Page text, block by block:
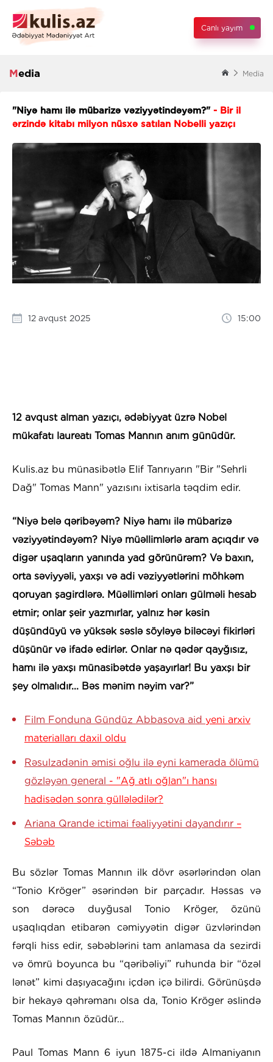
Canlı yayım
Media Media
"Niyə hamı ilə mübarizə vəziyyətindəyəm?" - Bir il
ərzində kitabı milyon nüsxə satılan Nobelli yazıçı
12 avqust 2025 15:00
12 avqust alman yazıçı, ədəbiyyat üzrə Nobel
mükafatı laureatı Tomas Mannın anım günüdür.
Kulis.az bu münasibətlə Elif Tanrıyarın "Bir "Sehrli
Dağ" Tomas Mann" yazısını ixtisarla təqdim edir.
“Niyə belə qəribəyəm? Niyə hamı ilə mübarizə
vəziyyətindəyəm? Niyə müəllimlərlə aram açıqdır və
digər uşaqların yanında yad görünürəm? Və baxın,
orta səviyyəli, yaxşı və adi vəziyyətlərini möhkəm
qoruyan şagirdlərə. Müəllimləri onları gülməli hesab
etmir; onlar şeir yazmırlar, yalnız hər kəsin
düşündüyü və yüksək səslə söyləyə biləcəyi fikirləri
düşünür və ifadə edirlər. Onlar nə qədər qayğısız,
hamı ilə yaxşı münasibətdə yaşayırlar! Bu yaxşı bir
şey olmalıdır... Bəs mənim nəyim var?”
Film Fonduna Gündüz Abbasova aid yeni arxiv
materialları daxil oldu
Rəsulzadənin əmisi oğlu ilə eyni kamerada ölümü
gözləyən general - "Ağ atlı oğlan"ı hansı
hadisədən sonra güllələdilər?
Ariana Qrande ictimai fəaliyyətini dayandırır –
Səbəb
Bu sözlər Tomas Mannın ilk dövr əsərlərindən olan
“Tonio Kröger” əsərindən bir parçadır. Həssas və
son dərəcə duyğusal Tonio Kröger, özünü
uşaqlıqdan etibarən cəmiyyətin digər üzvlərindən
fərqli hiss edir, səbəblərini tam anlamasa da sezirdi
və ömrü boyunca bu “qəribəliyi” ruhunda bir “özəl
lənət” kimi daşıyacağını içdən içə bilirdi. Görünüşdə
bir hekayə qəhrəmanı olsa da, Tonio Kröger əslində
Tomas Mannın özüdür…
Paul Tomas Mann 6 iyun 1875-ci ildə Almaniyanın